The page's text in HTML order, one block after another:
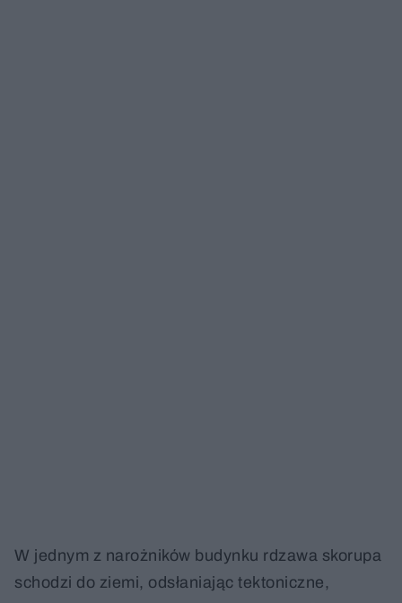
W jednym z narożników budynku rdzawa skorupa
schodzi do ziemi, odsłaniając tektoniczne,